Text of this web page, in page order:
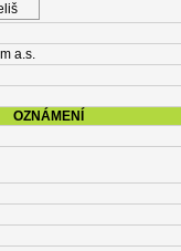
a.s.
OZNÁMENÍ